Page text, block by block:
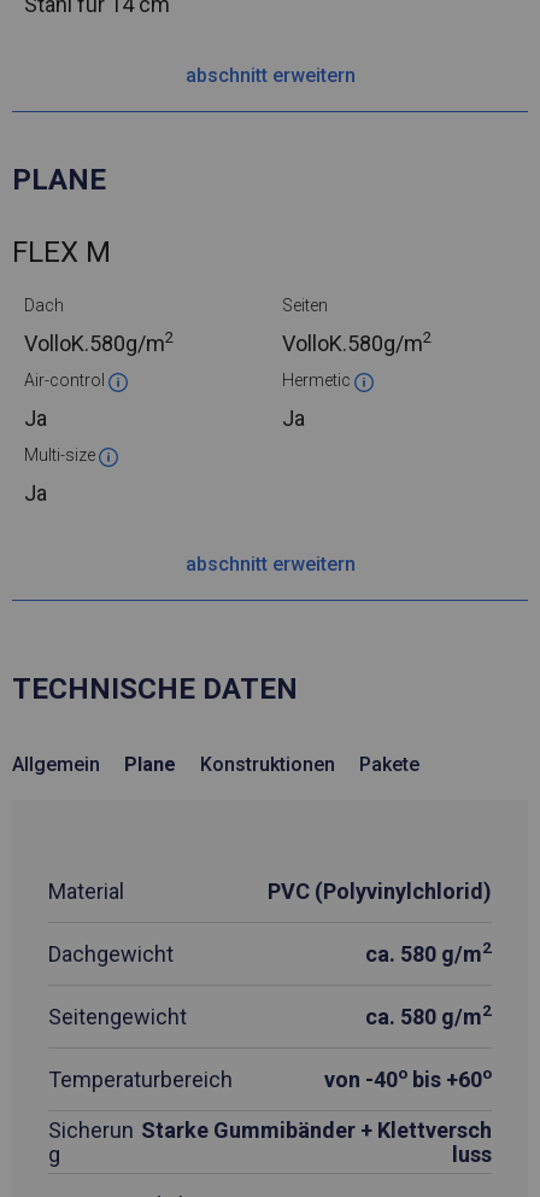
abschnitt erweitern
PLANE
FLEX M
Dach
VolloK.580g/m2
Seiten
VolloK.580g/m2
Air-control
Ja
Hermetic
Ja
Multi-size
Ja
abschnitt erweitern
TECHNISCHE DATEN
Allgemein Plane Konstruktionen Pakete
Material PVC (Polyvinylchlorid)
Dachgewicht ca. 580 g/m2
Seitengewicht ca. 580 g/m2
Temperaturbereich von -40o bis +60o
Sicherun
g
Starke Gummibänder + Klettversch
luss